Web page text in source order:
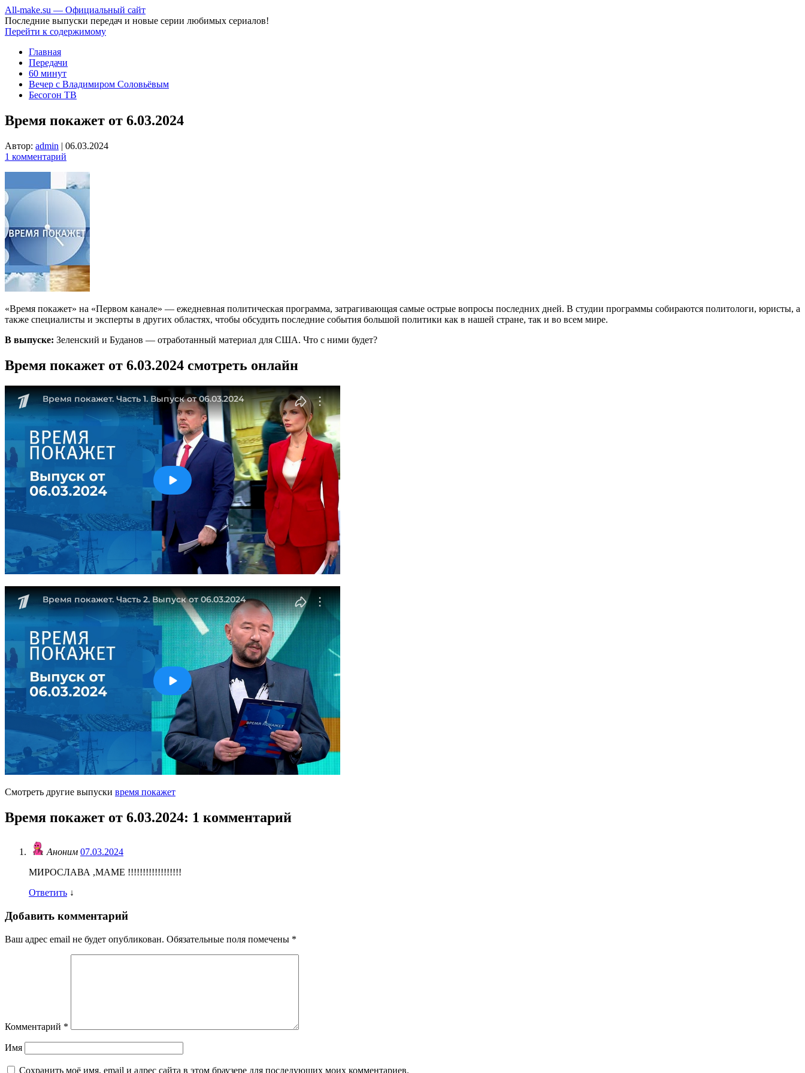
All-make.su — Официальный сайт
Последние выпуски передач и новые серии любимых сериалов!
Перейти к содержимому
Главная
Передачи
60 минут
Вечер с Владимиром Соловьёвым
Бесогон ТВ
Время покажет от 6.03.2024
Автор: admin | 06.03.2024
1 комментарий
«Время покажет» на «Первом канале» — ежедневная политическая программа, затрагивающая самые острые вопросы последних дней. В студии программы собираются политологи, юристы, а
также специалисты и эксперты в других областях, чтобы обсудить последние события большой политики как в нашей стране, так и во всем мире.
В выпуске: Зеленский и Буданов — отработанный материал для США. Что с ними будет?
Время покажет от 6.03.2024 смотреть онлайн
Смотреть другие выпуски время покажет
Время покажет от 6.03.2024: 1 комментарий
Аноним 07.03.2024
МИРОСЛАВА ,МАМЕ !!!!!!!!!!!!!!!!!!
Ответить ↓
Добавить комментарий
Ваш адрес email не будет опубликован. Обязательные поля помечены *
Комментарий *
Имя
Сохранить моё имя, email и адрес сайта в этом браузере для последующих моих комментариев.